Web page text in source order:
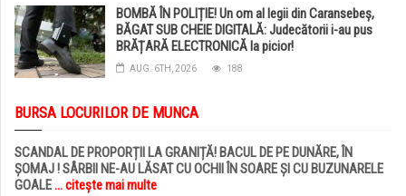
BOMBĂ ÎN POLIȚIE! Un om al legii din Caransebeș,
BĂGAT SUB CHEIE DIGITALĂ: Judecătorii i-au pus
BRĂȚARĂ ELECTRONICĂ la picior!
AUG. 6TH, 2026 188
BURSA LOCURILOR DE MUNCA
SCANDAL DE PROPORȚII LA GRANIȚĂ! BACUL DE PE DUNĂRE, ÎN
ȘOMAJ ! SÂRBII NE-AU LĂSAT CU OCHII ÎN SOARE ȘI CU BUZUNARELE
GOALE... citește mai multe